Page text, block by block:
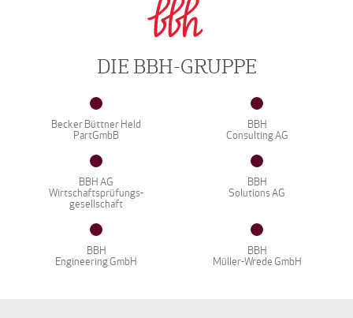
DIE BBH-GRUPPE
Becker Büttner Held
PartGmbB
BBH
Consulting AG
BBH AG
Wirtschaftsprüfungs-
gesellschaft
BBH
Solutions AG
BBH
Engineering GmbH
BBH
Müller-Wrede GmbH